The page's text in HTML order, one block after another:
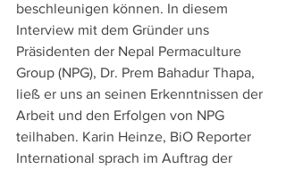
beschleunigen können. In diesem
Interview mit dem Gründer uns
Präsidenten der Nepal Permaculture
Group (NPG), Dr. Prem Bahadur Thapa,
ließ er uns an seinen Erkenntnissen der
Arbeit und den Erfolgen von NPG
teilhaben. Karin Heinze, BiO Reporter
International sprach im Auftrag der